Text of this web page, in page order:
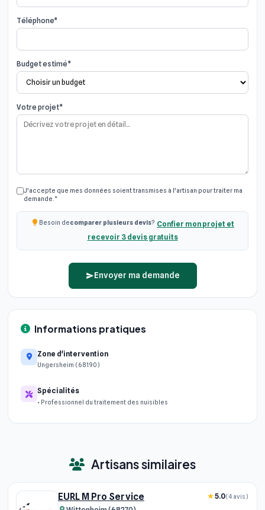
Téléphone*
Budget estimé*
Votre projet*
J'accepte que mes données soient transmises à l'artisan pour traiter ma
demande.*
Besoin decomparer plusieurs devis? Confier mon projet et
recevoir 3 devis gratuits
Envoyer ma demande
Informations pratiques
Zone d'intervention
Ungersheim (68190)
Spécialités
• Professionnel du traitement des nuisibles
Artisans similaires
EURL M Pro Service 5.0(4 avis)